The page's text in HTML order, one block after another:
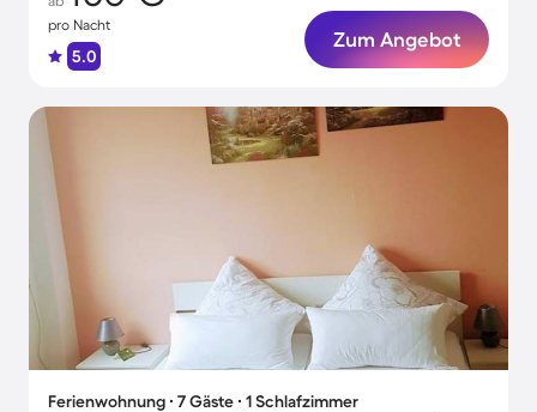
pro Nacht
5.0
Zum Angebot
Ferienwohnung ∙ 7 Gäste ∙ 1 Schlafzimmer